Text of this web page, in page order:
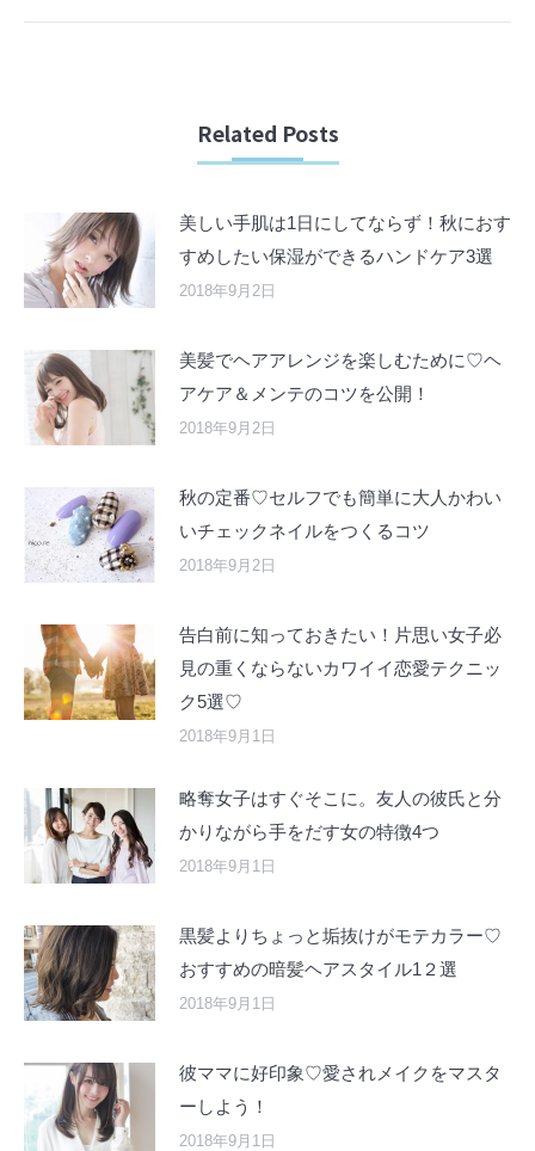
Related Posts
美しい手肌は1日にしてならず！秋におす
すめしたい保湿ができるハンドケア3選
2018年9月2日
美髪でヘアアレンジを楽しむために♡ヘ
アケア＆メンテのコツを公開！
2018年9月2日
秋の定番♡セルフでも簡単に大人かわい
いチェックネイルをつくるコツ
2018年9月2日
告白前に知っておきたい！片思い女子必
見の重くならないカワイイ恋愛テクニッ
ク5選♡
2018年9月1日
略奪女子はすぐそこに。友人の彼氏と分
かりながら手をだす女の特徴4つ
2018年9月1日
黒髪よりちょっと垢抜けがモテカラー♡
おすすめの暗髪ヘアスタイル1２選
2018年9月1日
彼ママに好印象♡愛されメイクをマスタ
ーしよう！
2018年9月1日